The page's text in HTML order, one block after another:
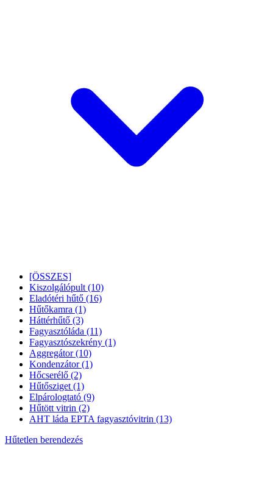
[ÖSSZES]
Kiszolgálópult (10)
Eladótéri hűtő (16)
Hűtőkamra (1)
Háttérhűtő (3)
Fagyasztóláda (11)
Fagyasztószekrény (1)
Aggregátor (10)
Kondenzátor (1)
Hőcserélő (2)
Hűtősziget (1)
Elpárologtató (9)
Hűtött vitrin (2)
AHT láda EPTA fagyasztóvitrin (13)
Hűtetlen berendezés